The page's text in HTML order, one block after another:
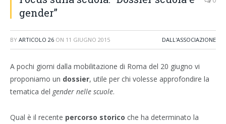
gender”
BY ARTICOLO 26 ON 11 GIUGNO 2015 DALL'ASSOCIAZIONE
A pochi giorni dalla mobilitazione di Roma del 20 giugno vi
proponiamo un dossier, utile per chi volesse approfondire la
tematica del gender nelle scuole.
Qual è il recente percorso storico che ha determinato la